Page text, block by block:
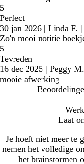
5
Perfect
30 jan 2026 | Linda F.
Zo'n mooi notitie
5
Tevreden
16 dec 2025 | Peggy M.
mooie afwerking
Laat
Je hoeft niet meer te
nemen het volledige
het brainstormen